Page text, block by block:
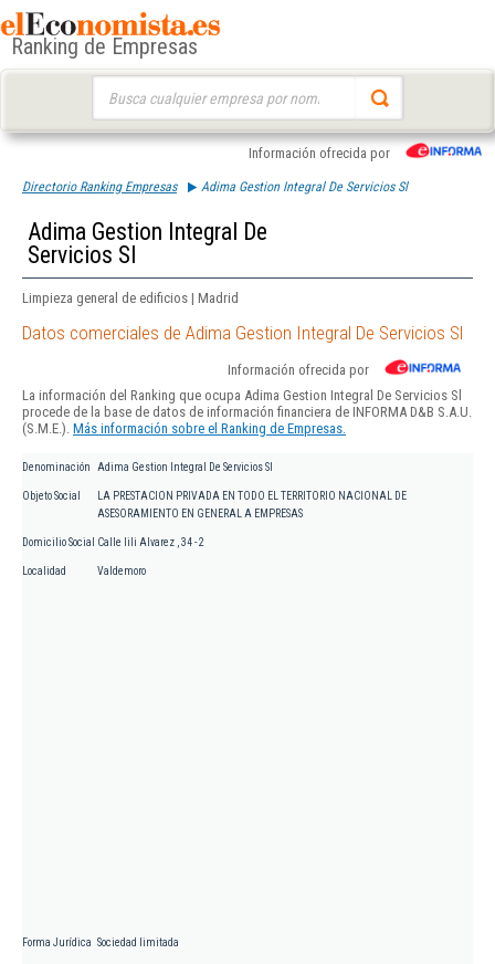
Ranking de Empresas
Información ofrecida por
Directorio Ranking Empresas Adima Gestion Integral De Servicios Sl
Adima Gestion Integral De
Servicios Sl
Limpieza general de edificios | Madrid
Datos comerciales de Adima Gestion Integral De Servicios Sl
Información ofrecida por
La información del Ranking que ocupa Adima Gestion Integral De Servicios Sl
procede de la base de datos de información financiera de INFORMA D&B S.A.U.
(S.M.E.). Más información sobre el Ranking de Empresas.
Denominación Adima Gestion Integral De Servicios Sl
Objeto Social
LA PRESTACION PRIVADA EN TODO EL TERRITORIO NACIONAL DE
ASESORAMIENTO EN GENERAL A EMPRESAS
Domicilio Social Calle lili Alvarez , 34 - 2
Localidad Valdemoro
Forma Jurídica Sociedad limitada